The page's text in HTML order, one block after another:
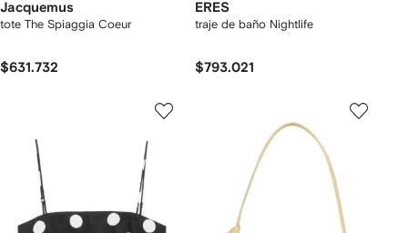
Jacquemus
tote The Spiaggia Coeur
$631.732
ERES
traje de baño Nightlife
$793.021